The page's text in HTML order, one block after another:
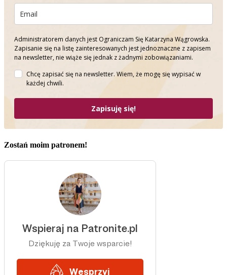
Administratorem danych jest Ograniczam Się Katarzyna Wągrowska.
Zapisanie się na listę zainteresowanych jest jednoznaczne z zapisem
na newsletter, nie wiąże się jednak z żadnymi zobowiązaniami.
Chcę zapisać się na newsletter. Wiem, że mogę się wypisać w
każdej chwili.
Zapisuję się!
Zostań moim patronem!